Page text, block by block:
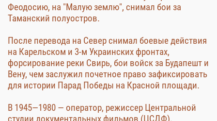
Феодосию, на "Малую землю", снимал бои за
Таманский полуостров.
После перевода на Север снимал боевые действия
на Карельском и 3-м Украинских фронтах,
форсирование реки Свирь, бои войск за Будапешт и
Вену, чем заслужил почетное право зафиксировать
для истории Парад Победы на Красной площади.
В 1945—1980 — оператор, режиссер Центральной